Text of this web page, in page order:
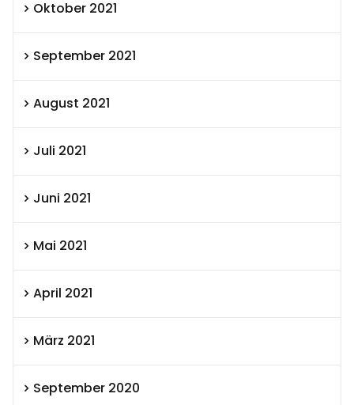
Oktober 2021
September 2021
August 2021
Juli 2021
Juni 2021
Mai 2021
April 2021
März 2021
September 2020